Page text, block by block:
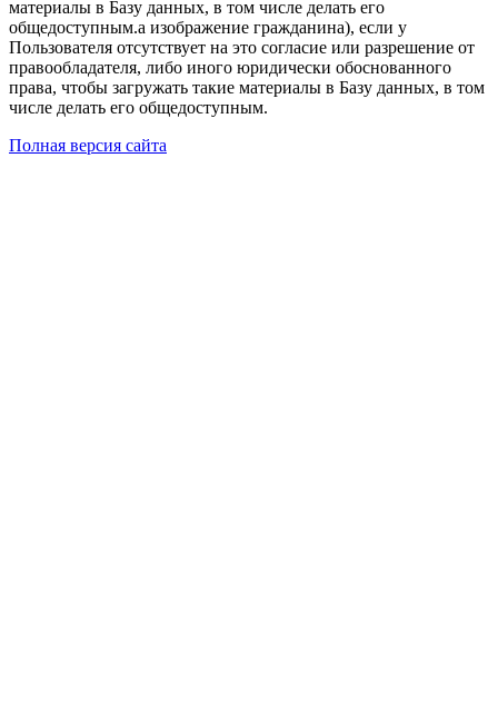
материалы в Базу данных, в том числе делать его
общедоступным.а изображение гражданина), если у
Пользователя отсутствует на это согласие или разрешение от
правообладателя, либо иного юридически обоснованного
права, чтобы загружать такие материалы в Базу данных, в том
числе делать его общедоступным.
Полная версия сайта